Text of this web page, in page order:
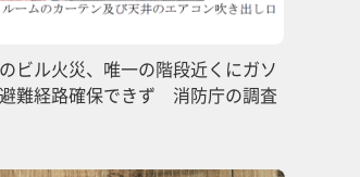
ビル火災、唯一の階段近くにガソ
難経路確保できず 消防庁の調査